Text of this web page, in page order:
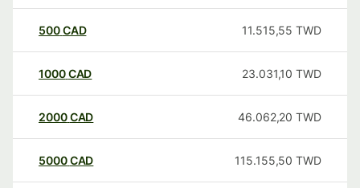
500CAD 11.515,55 TWD
1000CAD 23.031,10 TWD
2000CAD 46.062,20 TWD
5000CAD 115.155,50 TWD